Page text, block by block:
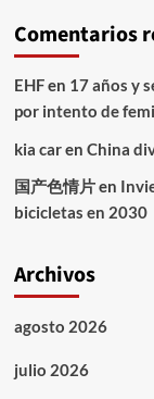
Comentarios
EHFen 17 años y
por intento de
kia caren China
国产色情片en
bicicletas en 2030
Archivos
agosto 2026
julio 2026